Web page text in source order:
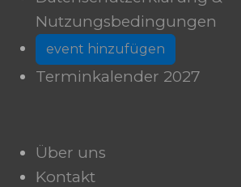
Nutzungsbedingungen
event hinzufügen
Terminkalender 2027
Über uns
Kontakt